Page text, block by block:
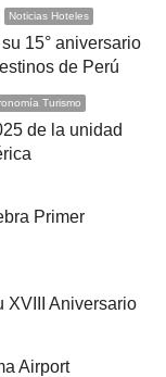
Noticias Hoteles
15° aniversario
de Perú
Turismo
de la unidad
Primer
XVIII Aniversario
Airport